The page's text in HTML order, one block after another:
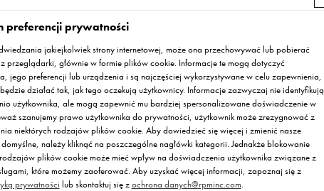
City (Litwa)
preferencji prywatności
jakiejkolwiek strony internetowej, może ona przechowywać lub pobierać
przeglądarki, głównie w formie plików cookie. Informacje te mogą dotyczyć
jego preferencji lub urządzenia i są najczęściej wykorzystywane w celu zapewnienia,
działać tak, jak tego oczekują użytkownicy. Informacje zazwyczaj nie identyfikują
użytkownika, ale mogą zapewnić mu bardziej spersonalizowane doświadczenie w
szanujemy prawo użytkownika do prywatności, użytkownik może zrezygnować z
niektórych rodzajów plików cookie. Aby dowiedzieć się więcej i zmienić nasze
należy kliknąć na poszczególne nagłówki kategorii. Jednakże blokowanie
plików cookie może mieć wpływ na doświadczenia użytkownika związane z
które możemy zaoferować. Aby uzyskać więcej informacji, zapoznaj się z
prywatności lub skontaktuj się zochrona danych@rpminc.com.